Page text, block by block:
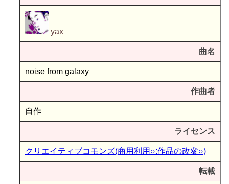
yax
曲名
noise from galaxy
作曲者
自作
ライセンス
クリエイティブコモンズ(商用利用○:作品の改変○)
転載